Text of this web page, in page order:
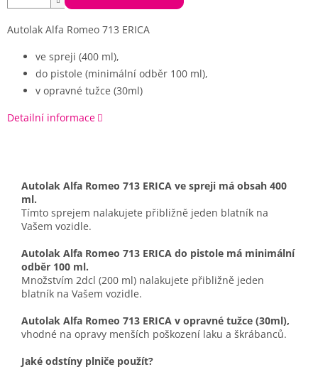
Autolak Alfa Romeo 713 ERICA
ve spreji (400 ml),
do pistole (minimální odběr 100 ml),
v opravné tužce (30ml)
Detailní informace
Autolak Alfa Romeo 713 ERICA ve spreji má obsah 400
ml.
Tímto sprejem nalakujete přibližně jeden blatník na
Vašem vozidle.
Autolak Alfa Romeo 713 ERICA do pistole má minimální
odběr 100 ml.
Množstvím 2dcl (200 ml) nalakujete přibližně jeden
blatník na Vašem vozidle.
Autolak Alfa Romeo 713 ERICA v opravné tužce (30ml),
vhodné na opravy menších poškození laku a škrábanců.
Jaké odstíny plniče použít?